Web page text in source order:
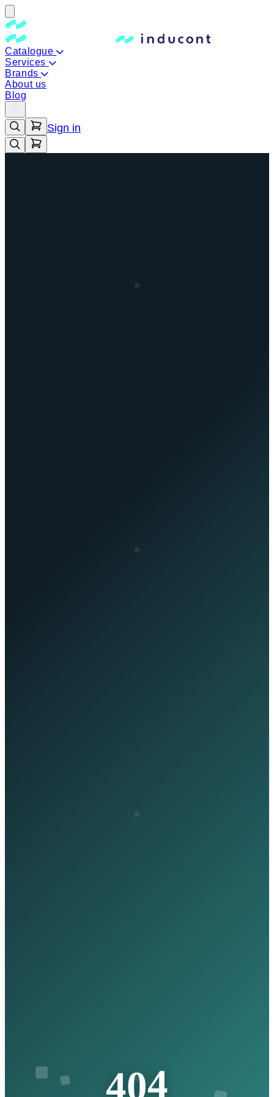
Catalogue
Services
Brands
About us
Blog
Sign in
404